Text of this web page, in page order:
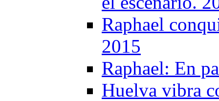
Raphael
2015
Raphael: En
Huelva vibra